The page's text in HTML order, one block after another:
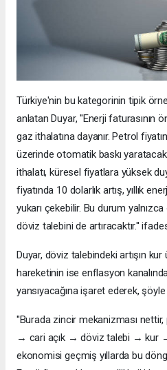
Türkiye'nin bu kategorinin tipik
anlatan Duyar, ''Enerji faturasının
gaz ithalatına dayanır. Petrol
üzerinde otomatik baskı
ithalatı, küresel fiyatlara yüksek
fiyatında 10 dolarlık artış, yıllık
yukarı çekebilir. Bu durum
döviz talebini de artıracaktır.''
Duyar, döviz talebindeki artışın
hareketinin ise enflasyon
yansıyacağına işaret ederek,
''Burada zincir mekanizması
→ cari açık → döviz talebi → kur
ekonomisi geçmiş yıllarda bu